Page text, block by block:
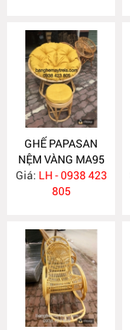
GHẾ PAPASAN
NỆM VÀNG MA95
Giá: LH - 0938 423
805